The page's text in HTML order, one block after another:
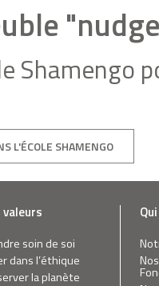
Shamengo
L'ÉCOLE SHAMENGO
valeurs
soin de soi
dans l’éthique
la planète